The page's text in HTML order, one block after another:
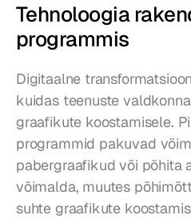
Tehnoloogia
programmis
Digitaalne
kuidas teenuste
graafikute koostamisele.
programmid pakuvad
pabergraafikud või põhita
võimalda, muutes
suhte graafikute